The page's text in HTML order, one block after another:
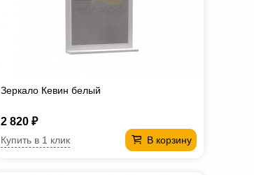
Зеркало Кевин белый
2 820 ₽
В корзину
Купить в 1 клик